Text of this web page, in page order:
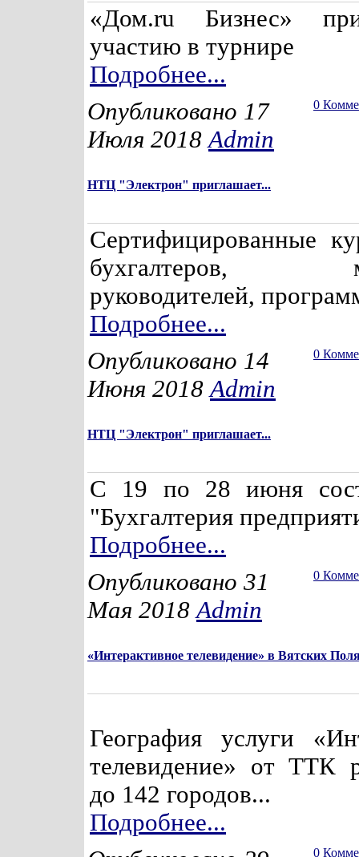
«Дом.ru Бизнес»
участию в турнире
Подробнее...
0
Опубликовано 17
Июля 2018Admin
НТЦ "Электрон" приглашает...
Сертифицированные
бухгалтеров,
руководителей,
Подробнее...
0
Опубликовано 14
Июня 2018Admin
НТЦ "Электрон" приглашает...
С 19 по 28 июня
"Бухгалтерия
Подробнее...
0
Опубликовано 31
Мая 2018Admin
«Интерактивное телевидение» в Вятских
География услуги
телевидение» от ТТК
до 142 городов...
Подробнее...
0